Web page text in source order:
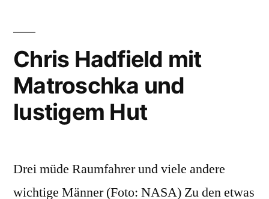
ins
All“
auf
Weg
ins
Chris Hadfield mit
Matroschka und
lustigem Hut
Drei müde Raumfahrer und viele andere
wichtige Männer (Foto: NASA) Zu den etwas